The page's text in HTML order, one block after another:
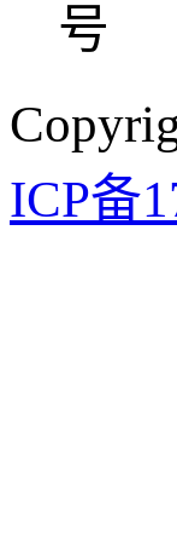
号
ICP备